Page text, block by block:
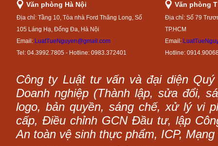
Văn phòng Hà Nội
Địa chỉ: Tầng 10, Tòa nhà Ford Thăng Long, Số
105 Láng Hạ, Đống Đa, Hà Nội
Email: LuatTueNguyen@gmail.com
Tel: 04.3992.7805 - Hotline: 0983.372401
Văn phòng
Địa chỉ: Số 79
TP.HCM
Email:
Hotline:
Công ty Luật tư vấn và đại diện
Doanh nghiệp (Thành lập, sửa đổi,
logo, bản quyền, sáng chế, xử lý vi
cấp, Điều chỉnh GCN Đầu tư, lập
An toàn vệ sinh thực phẩm, ICP,